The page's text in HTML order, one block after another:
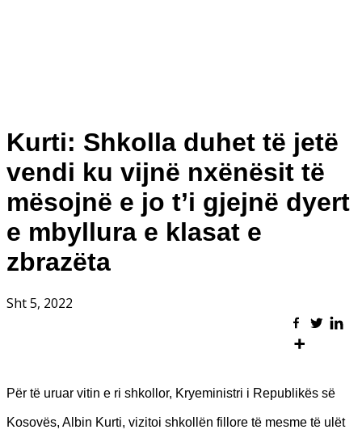
Kurti: Shkolla duhet të jetë
vendi ku vijnë nxënësit të
mësojnë e jo t’i gjejnë dyert
e mbyllura e klasat e
zbrazëta
Sht 5, 2022
Për të uruar vitin e ri shkollor, Kryeministri i Republikës së
Kosovës, Albin Kurti, vizitoi shkollën fillore të mesme të ulët